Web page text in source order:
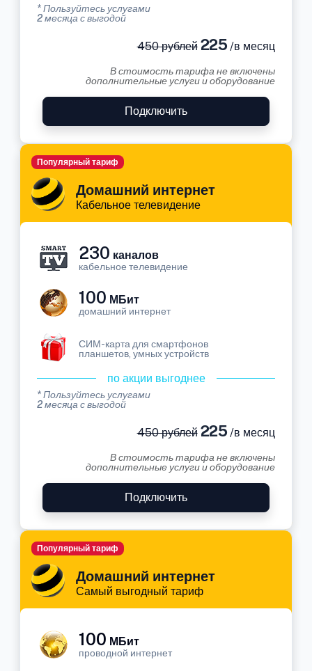
* Пользуйтесь услугами
2 месяца с выгодой
450 рублей225 /в месяц
В стоимость тарифа не включены
дополнительные услуги и оборудование
Подключить
Домашний интернет
Кабельное телевидение
Популярный тариф
230 каналов
кабельное телевидение
100 МБит
домашний интернет
СИМ-карта для смартфонов
планшетов, умных устройств
по акции выгоднее
* Пользуйтесь услугами
2 месяца с выгодой
450 рублей225 /в месяц
В стоимость тарифа не включены
дополнительные услуги и оборудование
Подключить
Домашний интернет
Самый выгодный тариф
Популярный тариф
100 МБит
проводной интернет